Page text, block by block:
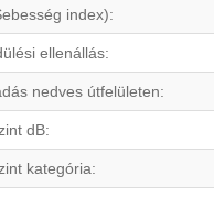
index):
ellenállás:
nedves útfelületen:
dB:
kategória: